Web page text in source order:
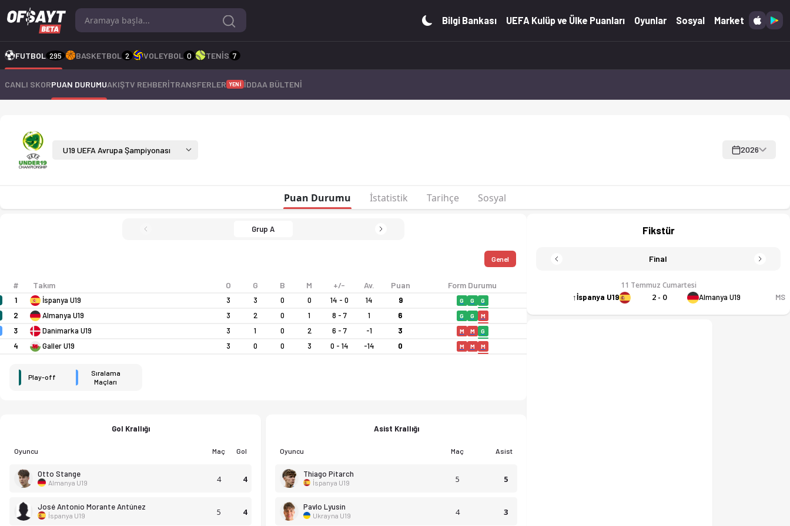
U19 UEFA Avrupa Şampiyonası 2026 sezonu puan durumu, haftalık fikstür ve maç istatistiklerini Ofsayt'ta canlı takip et. Gol krallığı ve kart istatistikleri dahil.
Bilgi Bankası UEFA Kulüp ve Ülke Puanları Oyunlar Sosyal Market
FUTBOL 295 BASKETBOL 2 VOLEYBOL 0 TENİS 7
CANLI SKORPUAN DURUMUAKIŞTV REHBERİTRANSFERLER YENİ İDDAA BÜLTENİ
U19 UEFA Avrupa Şampiyonası 2026
U19 UEFA Avrupa Şampiyonası 2026
Puan Durumu İstatistik Tarihçe Sosyal
Grup A
Genel
# Takım O G B M +/- Av. Puan Form Durumu
1 İspanya U19 3 3 0 0 14 - 0 14 9 G G G
2 Almanya U19 3 2 0 1 8 - 7 1 6 G G M
3 Danimarka U19 3 1 0 2 6 - 7 -1 3 M M G
4 Galler U19 3 0 0 3 0 - 14 -14 0 M M M
Play-off
Sıralama
Maçları
Gol Krallığı
Oyuncu Maç Gol
Otto Stange
Almanya U19 4 4
José Antonio Morante Antúnez
İspanya U19 5 4
Asist Krallığı
Oyuncu Maç Asist
Thiago Pitarch
İspanya U19 5 5
Pavlo Lyusin
Ukrayna U19 4 3
Fikstür
Final
11 Temmuz Cumartesi
↑İspanya U19 2 - 0 Almanya U19 MS